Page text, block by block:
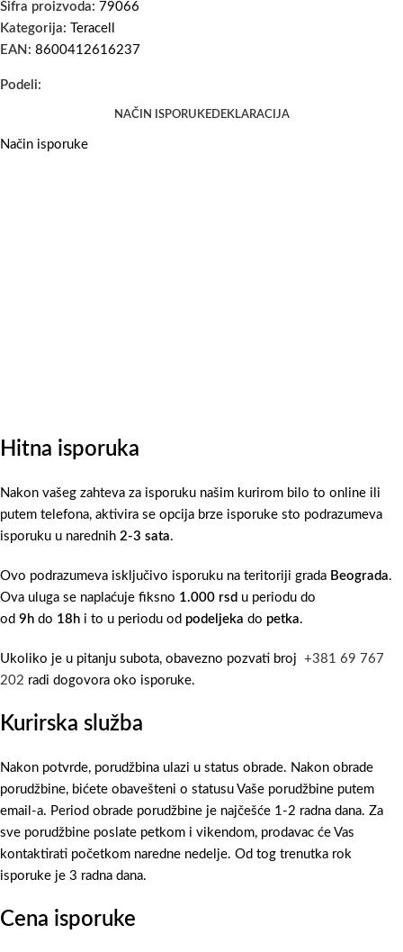
Šifra proizvoda: 79066
Kategorija:
Teracell
EAN: 8600412616237
Podeli:
NAČIN ISPORUKEDEKLARACIJA
Način isporuke
Hitna isporuka
Nakon vašeg zahteva za isporuku našim kurirom bilo to online ili
putem telefona, aktivira se opcija brze isporuke sto podrazumeva
isporuku u narednih 2-3 sata.
Ovo podrazumeva isključivo isporuku na teritoriji grada Beograda.
Ova uluga se naplaćuje fiksno 1.000 rsd u periodu do
od 9h do 18h i to u periodu od podeljeka do petka.
Ukoliko je u pitanju subota, obavezno pozvati broj +381 69 767
202 radi dogovora oko isporuke.
Kurirska služba
Nakon potvrde, porudžbina ulazi u status obrade. Nakon obrade
porudžbine, bićete obavešteni o statusu Vaše porudžbine putem
email-a. Period obrade porudžbine je najčešće 1-2 radna dana. Za
sve porudžbine poslate petkom i vikendom, prodavac će Vas
kontaktirati početkom naredne nedelje. Od tog trenutka rok
isporuke je 3 radna dana.
Cena isporuke